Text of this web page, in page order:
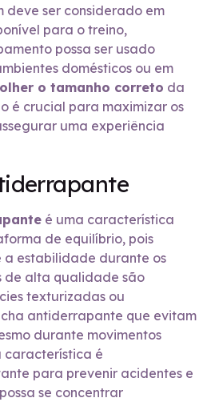
ser considerado em
para o treino,
possa ser usado
domésticos ou em
o tamanho correto da
é crucial para maximizar os
uma experiência
é uma característica
de equilíbrio, pois
estabilidade durante os
de alta qualidade são
texturizadas ou
antiderrapante que evitam
durante movimentos
característica é
para prevenir acidentes e
se concentrar